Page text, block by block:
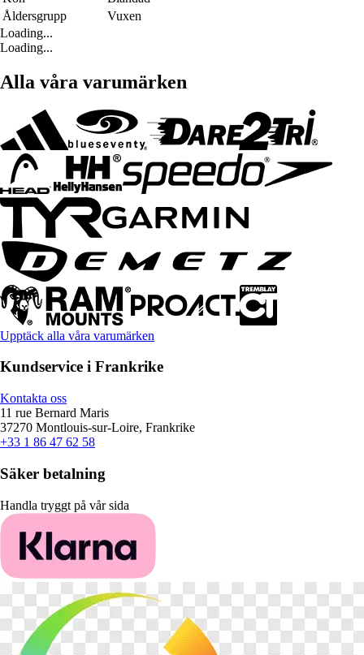
Åldersgrupp
Vuxen
Loading...
Loading...
Alla våra varumärken
Upptäck alla våra varumärken
Kundservice i Frankrike
Kontakta oss
11 rue Bernard Maris
37270 Montlouis-sur-Loire, Frankrike
+33 1 86 47 62 58
Säker betalning
Handla tryggt på vår sida